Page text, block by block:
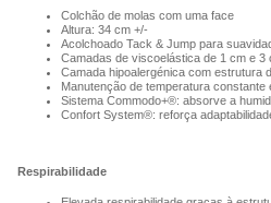
Colchão de molas com uma face
Altura: 34 cm +/-
Acolchoado Tack & Jump para
Camadas de viscoelástica de 1 cm e
Camada hipoalergénica com estrutura
Manutenção de temperatura
Sistema Commodo+®: absorve a
Confort System®: reforça
Respirabilidade